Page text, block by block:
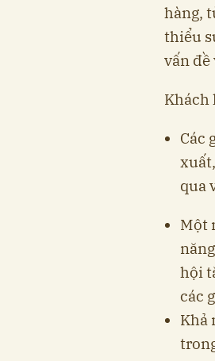
hàng,
thiểu
vấn đề
Khách
Các
qua
Một
hội
các
Khả